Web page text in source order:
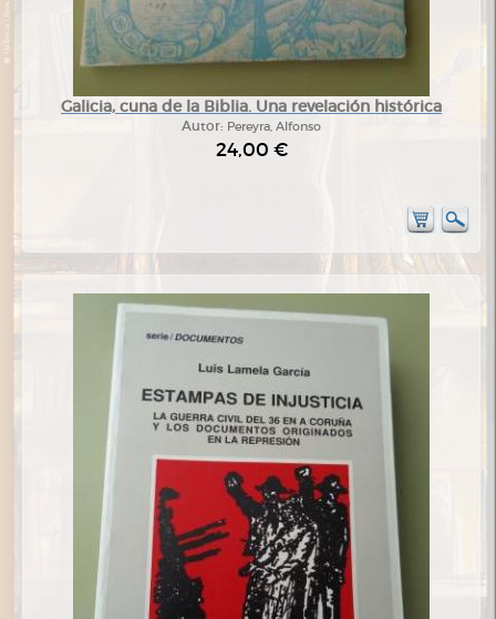
Galicia, cuna de la Biblia. Una revelación histórica
Autor: Pereyra, Alfonso
24,00 €